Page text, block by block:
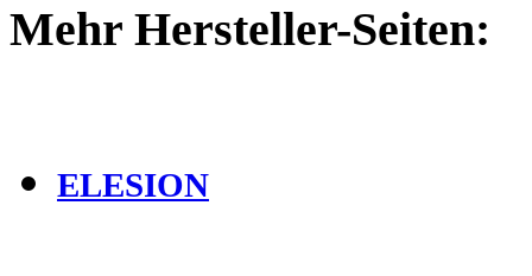
Mehr Hersteller-Seiten:
ELESION